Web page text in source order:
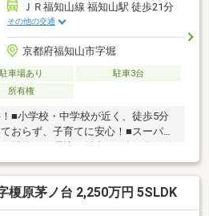
ＪＲ福知山線 福知山駅 徒歩21分
その他の交通
京都府福知山市字堀
駐車場あり
駐車3台
所有権
■小学校・中学校が近く、徒歩5分
おらず、子育てに安心！■スーパ
能あり）■オール電化住宅■L字型キ
知山中央店では福知山市・綾部市
１を目指しています！○家を買いた
いお客様にたくさんの情報を迅速
榎原茅ノ台 2,250万円 5SLDK